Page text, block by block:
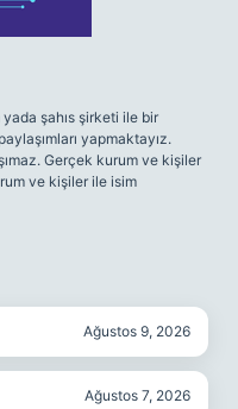
şahıs şirketi ile bir
yapmaktayız.
Gerçek kurum ve kişiler
ve kişiler ile isim
Ağustos 9, 2026
Ağustos 7, 2026